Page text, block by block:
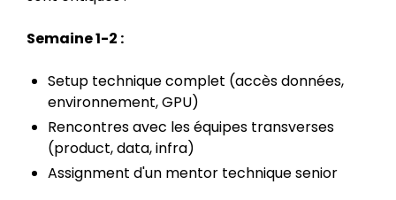
Semaine 1-2 :
Setup technique complet (accès données,
environnement, GPU)
Rencontres avec les équipes transverses
(product, data, infra)
Assignment d'un mentor technique senior